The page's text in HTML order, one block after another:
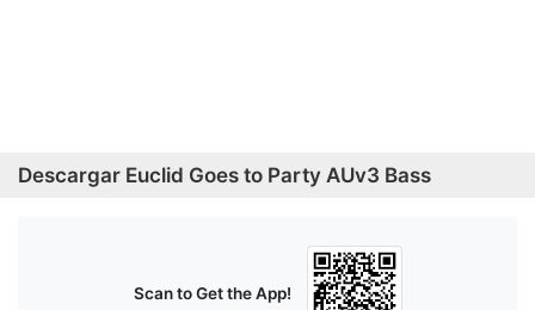
Descargar Euclid Goes to Party AUv3 Bass
Scan to Get the App!